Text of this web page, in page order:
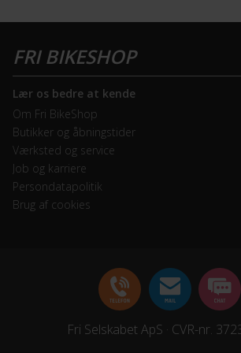
Lær os bedre at kende
Om Fri BikeShop
Butikker og åbningstider
Værksted og service
Job og karriere
Persondatapolitik
Brug af cookies
Fri Selskabet ApS · CVR-nr.